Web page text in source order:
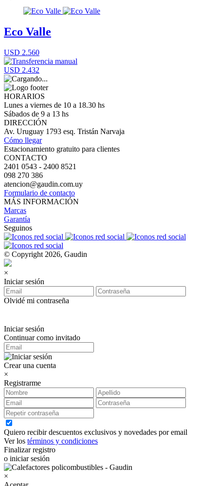
Eco Valle
USD 2.560
USD 2.432
HORARIOS
Lunes a viernes de 10 a 18.30 hs
Sábados de 9 a 13 hs
DIRECCIÓN
Av. Uruguay 1793 esq. Tristán Narvaja
Cómo llegar
Estacionamiento gratuito para clientes
CONTACTO
2401 0543 - 2400 8521
098 270 386
atencion@gaudin.com.uy
Formulario de contacto
MÁS INFORMACIÓN
Marcas
Garantía
Seguinos
© Copyright 2026, Gaudin
×
Iniciar sesión
Olvidé mi contraseña
Iniciar sesión
Continuar como invitado
Crear una cuenta
×
Registrarme
Quiero recibir descuentos exclusivos y novedades por email
Ver los términos y condiciones
Finalizar registro
o iniciar sesión
×